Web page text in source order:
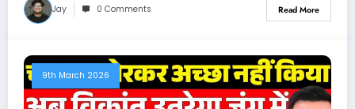
Jay 0 Comments Read More
9th March 2026